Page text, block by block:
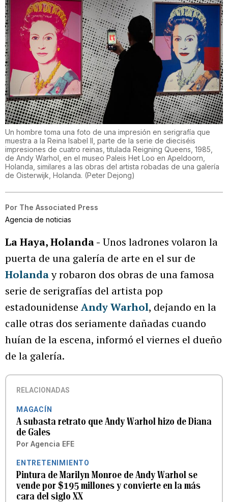
Un hombre toma una foto de una impresión en serigrafía que
muestra a la Reina Isabel II, parte de la serie de dieciséis
impresiones de cuatro reinas, titulada Reigning Queens, 1985,
de Andy Warhol, en el museo Paleis Het Loo en Apeldoorn,
Holanda, similares a las obras del artista robadas de una galería
de Oisterwijk, Holanda. (Peter Dejong)
Por The Associated Press
Agencia de noticias
La Haya, Holanda - Unos ladrones volaron la
puerta de una galería de arte en el sur de
Holanday robaron dos obras de una famosa
serie de serigrafías del artista pop
estadounidense Andy Warhol, dejando en la
calle otras dos seriamente dañadas cuando
huían de la escena, informó el viernes el dueño
de la galería.
RELACIONADAS
MAGACÍN
A subasta retrato que Andy Warhol hizo de Diana
de Gales
Por Agencia EFE
ENTRETENIMIENTO
Pintura de Marilyn Monroe de Andy Warhol se
vende por $195 millones y convierte en la más
cara del siglo XX